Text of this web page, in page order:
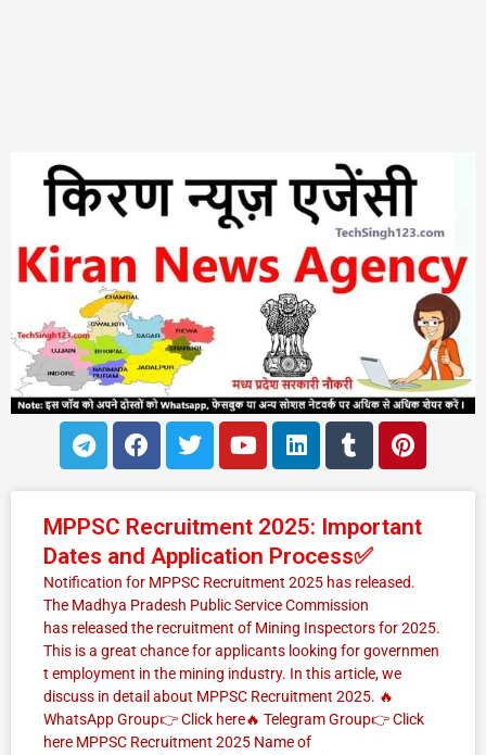
T
e
g
r
a
m
F
a
b
o
o
k
T
w
t
e
r
Y
o
u
b
e
L
i
e
d
i
n
T
u
l
r
P
i
e
e
t
MPPSC Recruitment 2025: Important
Dates and Application Process✅
Notification for MPPSC Recruitment 2025 has released.
The Madhya Pradesh Public Service Commission
has released the recruitment of Mining Inspectors for 2025.
This is a great chance for applicants looking for governmen
t employment in the mining industry. In this article, we
discuss in detail about MPPSC Recruitment 2025. 🔥
WhatsApp Group👉 Click here‎️‍🔥 Telegram Group👉 Click
here MPPSC Recruitment 2025 Name of
a
g
e
a
g
e
a
g
e
a
g
e